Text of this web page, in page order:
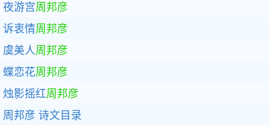
夜游宫周邦彦
诉衷情周邦彦
虞美人周邦彦
蝶恋花周邦彦
烛影摇红周邦彦
周邦彦 诗文目录